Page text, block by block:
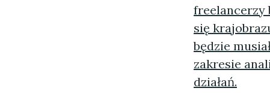
freelancerzy
się
będzie
zakresie
działań.